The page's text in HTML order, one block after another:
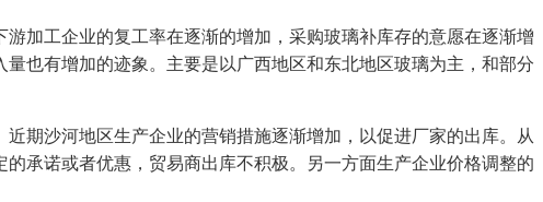
加工企业的复工率在逐渐的增加，采购玻璃补库存的意愿在逐渐增
也有增加的迹象。主要是以广西地区和东北地区玻璃为主，和部分
期沙河地区生产企业的营销措施逐渐增加，以促进厂家的出库。从
承诺或者优惠，贸易商出库不积极。另一方面生产企业价格调整的